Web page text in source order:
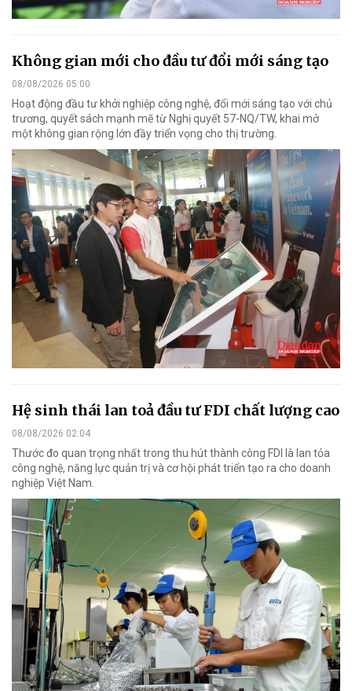
Không gian mới cho đầu tư đổi mới sáng tạo
08/08/2026 05:00
Hoạt động đầu tư khởi nghiệp công nghệ, đổi mới sáng tạo với chủ
trương, quyết sách mạnh mẽ từ Nghị quyết 57-NQ/TW, khai mở
một không gian rộng lớn đầy triển vọng cho thị trường.
Hệ sinh thái lan toả đầu tư FDI chất lượng cao
08/08/2026 02:04
Thước đo quan trọng nhất trong thu hút thành công FDI là lan tỏa
công nghệ, năng lực quản trị và cơ hội phát triển tạo ra cho doanh
nghiệp Việt Nam.